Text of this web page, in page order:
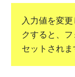
入力値を変
クすると、
セットされま